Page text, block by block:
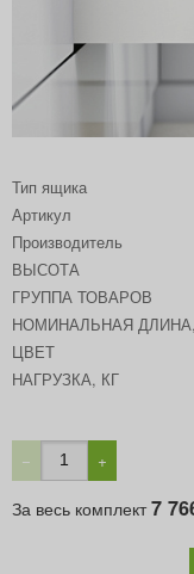
Тип ящика
Артикул
Производитель
ВЫСОТА
ГРУППА ТОВАРОВ
НОМИНАЛЬНАЯ
ЦВЕТ
НАГРУЗКА, КГ
− +
За весь комплект7